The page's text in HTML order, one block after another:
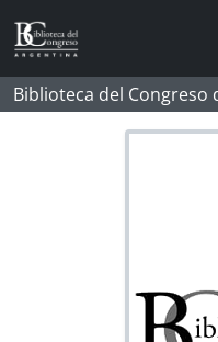
Skip to main content
Biblioteca del Congreso